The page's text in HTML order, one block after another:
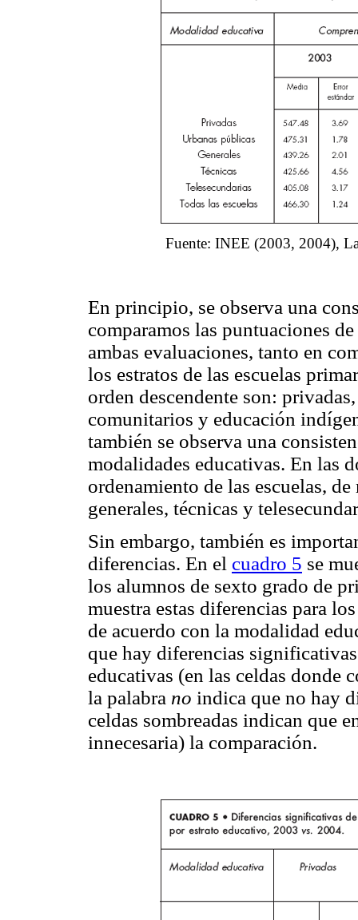
Fuente: INEE (2003, 2004),
En principio, se observa una
comparamos las puntuaciones
ambas evaluaciones, tanto en
los estratos de las escuelas
orden descendente son:
comunitarios y educación
también se observa una
modalidades educativas. En las
ordenamiento de las escuelas,
generales, técnicas y
Sin embargo, también es
diferencias. En el cuadro 5 se
los alumnos de sexto grado de
muestra estas diferencias para
de acuerdo con la modalidad
que hay diferencias
educativas (en las celdas donde
la palabra no indica que no hay
celdas sombreadas indican que
innecesaria) la comparación.